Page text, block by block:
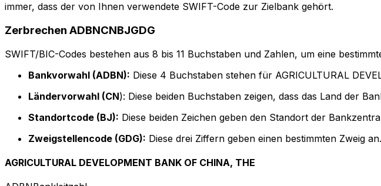
immer, dass der von Ihnen verwendete SWIFT-Code zur Zielbank gehört.
Zerbrechen ADBNCNBJGDG
SWIFT/BIC-Codes bestehen aus 8 bis 11 Buchstaben und Zahlen, um eine
Bankvorwahl (ADBN): Diese 4 Buchstaben stehen für AGRICULTURAL
Ländervorwahl (CN): Diese beiden Buchstaben zeigen, dass das Land der
Standortcode (BJ): Diese beiden Zeichen geben den Standort der
Zweigstellencode (GDG): Diese drei Ziffern geben einen bestimmten Zweig
AGRICULTURAL DEVELOPMENT BANK OF CHINA, THE